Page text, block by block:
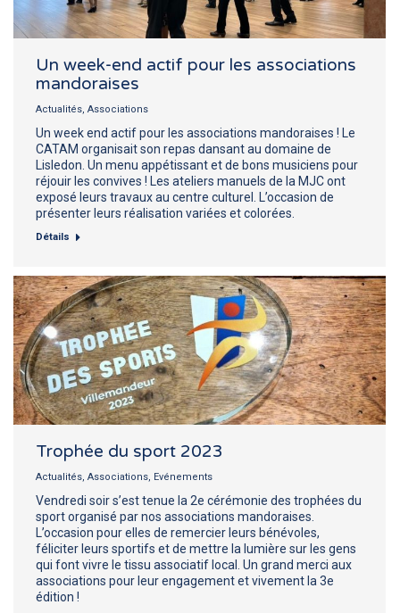
Un week-end actif pour les associations
mandoraises
Actualités, Associations
Un week end actif pour les associations mandoraises ! Le
CATAM organisait son repas dansant au domaine de
Lisledon. Un menu appétissant et de bons musiciens pour
réjouir les convives ! Les ateliers manuels de la MJC ont
exposé leurs travaux au centre culturel. L’occasion de
présenter leurs réalisation variées et colorées.
Détails
Trophée du sport 2023
Actualités, Associations, Evénements
Vendredi soir s’est tenue la 2e cérémonie des trophées du
sport organisé par nos associations mandoraises.
L’occasion pour elles de remercier leurs bénévoles,
féliciter leurs sportifs et de mettre la lumière sur les gens
qui font vivre le tissu associatif local. Un grand merci aux
associations pour leur engagement et vivement la 3e
édition !